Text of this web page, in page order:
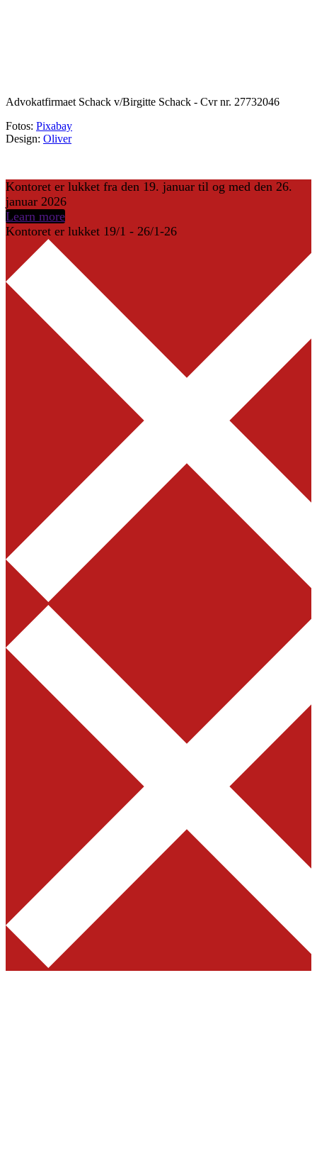
Advokatfirmaet Schack v/Birgitte Schack - Cvr nr. 27732046
Fotos: Pixabay
Design: Oliver
Kontoret er lukket fra den 19. januar til og med den 26.
januar 2026
Learn more
Kontoret er lukket 19/1 - 26/1-26